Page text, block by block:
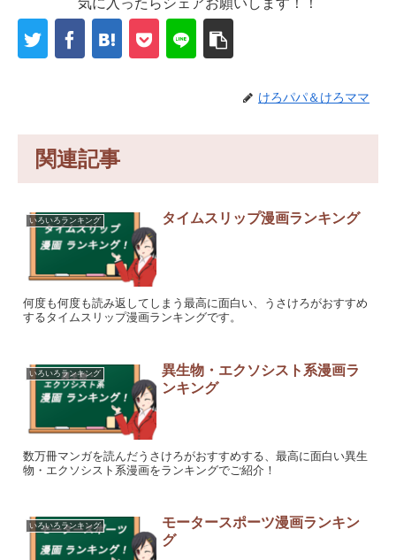
けろパパ＆けろママ
関連記事
いろいろランキング タイムスリップ漫画ランキング
何度も何度も読み返してしまう最高に面白い、うさけろがおすすめ
するタイムスリップ漫画ランキングです。
いろいろランキング
異生物・エクソシスト系漫画ラ
ンキング
数万冊マンガを読んだうさけろがおすすめする、最高に面白い異生
物・エクソシスト系漫画をランキングでご紹介！
いろいろランキング
モータースポーツ漫画ランキン
グ